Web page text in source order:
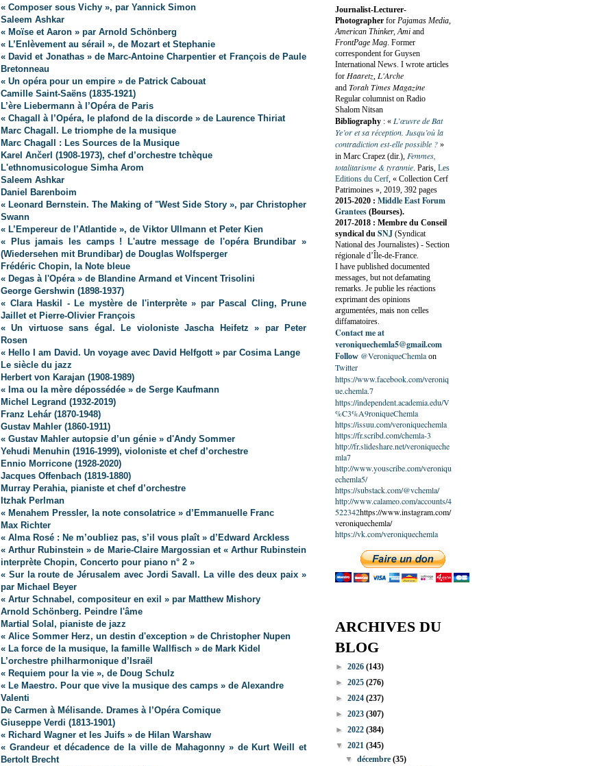
« Composer sous Vichy », par Yannick Simon
Saleem Ashkar
« Moïse et Aaron » par Arnold Schönberg
« L’Enlèvement au sérail », de Mozart et Stephanie
« David et Jonathas » de Marc-Antoine Charpentier et François de Paule
Bretonneau
« Un opéra pour un empire » de Patrick Cabouat
Camille Saint-Saëns (1835-1921)
L’ère Liebermann à l’Opéra de Paris
« Chagall à l’Opéra, le plafond de la discorde » de Laurence Thiriat
Marc Chagall. Le triomphe de la musique
Marc Chagall : Les Sources de la Musique
Karel Ančerl (1908-1973), chef d’orchestre tchèque
L'ethnomusicologue Simha Arom
Saleem Ashkar
Daniel Barenboim
« Leonard Bernstein. The Making of "West Side Story », par Christopher
Swann
« L’Empereur de l’Atlantide », de Viktor Ullmann et Peter Kien
« Plus jamais les camps ! L'autre message de l'opéra Brundibar »
(Wiedersehen mit Brundibar) de Douglas Wolfsperger
Frédéric Chopin, la Note bleue
« Degas à l'Opéra » de Blandine Armand et Vincent Trisolini
George Gershwin (1898-1937)
« Clara Haskil - Le mystère de l'interprète » par Pascal Cling, Prune
Jaillet et Pierre-Olivier François
« Un virtuose sans égal. Le violoniste Jascha Heifetz » par Peter
Rosen
« Hello I am David. Un voyage avec David Helfgott » par Cosima Lange
Le siècle du jazz
Herbert von Karajan (1908-1989)
« Ima ou la mère dépossédée » de Serge Kaufmann
Michel Legrand (1932-2019)
Franz Lehár (1870-1948)
Gustav Mahler (1860-1911)
« Gustav Mahler autopsie d’un génie » d'Andy Sommer
Yehudi Menuhin (1916-1999), violoniste et chef d’orchestre
Ennio Morricone (1928-2020)
Jacques Offenbach (1819-1880)
Murray Perahia, pianiste et chef d’orchestre
Itzhak Perlman
« Menahem Pressler, la note consolatrice » d’Emmanuelle Franc
Max Richter
« Alma Rosé : Ne m’oubliez pas, s’il vous plaît » d’Edward Arckless
« Arthur Rubinstein » de Marie-Claire Margossian et « Arthur Rubinstein
interprète Chopin, Concerto pour piano n° 2 »
« Sur la route de Jérusalem avec Jordi Savall. La ville des deux paix »
par Michael Beyer
« Artur Schnabel, compositeur en exil » par Matthew Mishory
Arnold Schönberg. Peindre l'âme
Martial Solal, pianiste de jazz
« Alice Sommer Herz, un destin d'exception » de Christopher Nupen
« La force de la musique, la famille Wallfisch » de Mark Kidel
L’orchestre philharmonique d’Israël
« Requiem pour la vie », de Doug Schulz
« Le Maestro. Pour que vive la musique des camps » de Alexandre
Valenti
De Carmen à Mélisande. Drames à l’Opéra Comique
Giuseppe Verdi (1813-1901)
« Richard Wagner et les Juifs » de Hilan Warshaw
« Grandeur et décadence de la ville de Mahagonny » de Kurt Weill et
Bertolt Brecht
Journalist-Lecturer-
Photographer for Pajamas Media,
American Thinker, Ami and
FrontPage Mag. Former
correspondent for Guysen
International News. I wrote articles
for Haaretz, L'Arche
and Torah Times Magazine
Regular columnist on Radio
Shalom Nitsan
Bibliography : « L’œuvre de Bat
Ye’or et sa réception. Jusqu’où la
contradiction est-elle possible ? »
in Marc Crapez (dir.), Femmes,
totalitarisme & tyrannie. Paris, Les
Editions du Cerf, « Collection Cerf
Patrimoines », 2019, 392 pages
2015-2020 : Middle East Forum
Grantees (Bourses).
2017-2018 : Membre du Conseil
syndical du SNJ (Syndicat
National des Journalistes) - Section
régionale d’Île-de-France.
I have published documented
messages, but not defamating
remarks. Je publie les réactions
exprimant des opinions
argumentées, mais non celles
diffamatoires.
Contact me at
veroniquechemla5@gmail.com
Follow @VeroniqueChemlaon
Twitter
https://www.facebook.com/veroniq
ue.chemla.7
https://independent.academia.edu/V
%C3%A9roniqueChemla
https://issuu.com/veroniquechemla
https://fr.scribd.com/chemla-3
http://fr.slideshare.net/veroniqueche
mla7
http://www.youscribe.com/veroniqu
echemla5/
https://substack.com/@vchemla/
http://www.calameo.com/accounts/4
522342https://www.instagram.com/
veroniquechemla/
https://vk.com/veroniquechemla
ARCHIVES DU
BLOG
► 2026 (143)
► 2025 (276)
► 2024 (237)
► 2023 (307)
► 2022 (384)
▼ 2021 (345)
▼décembre(35)